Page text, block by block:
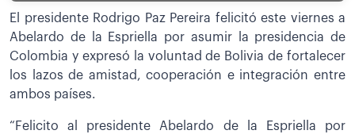
El presidente Rodrigo Paz Pereira felicitó este viernes a
Abelardo de la Espriella por asumir la presidencia de
Colombia y expresó la voluntad de Bolivia de fortalecer
los lazos de amistad, cooperación e integración entre
ambos países.
“Felicito al presidente Abelardo de la Espriella por